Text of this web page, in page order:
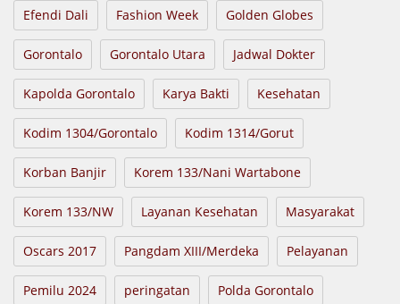
Efendi Dali Fashion Week Golden Globes
Gorontalo Gorontalo Utara Jadwal Dokter
Kapolda Gorontalo Karya Bakti Kesehatan
Kodim 1304/Gorontalo Kodim 1314/Gorut
Korban Banjir Korem 133/Nani Wartabone
Korem 133/NW Layanan Kesehatan Masyarakat
Oscars 2017 Pangdam XIII/Merdeka Pelayanan
Pemilu 2024 peringatan Polda Gorontalo